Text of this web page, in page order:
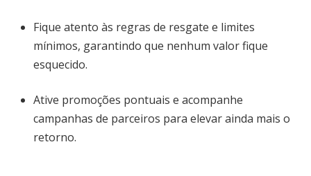
Fique atento às regras de resgate e limites
mínimos, garantindo que nenhum valor fique
esquecido.
Ative promoções pontuais e acompanhe
campanhas de parceiros para elevar ainda mais o
retorno.